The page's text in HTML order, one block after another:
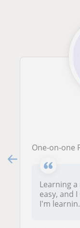
One-on-one
Learning
easy, and
I'm